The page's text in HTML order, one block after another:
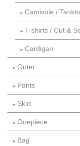
► Camisole /
► T-shirts / Cut &
► Cardigan
► Outer
► Pants
► Skirt
► Onepiece
► Bag